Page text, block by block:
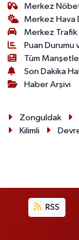
Merkez
Merkez Hava
Merkez Trafik
Puan Durumu
Tüm
Son Dakika
Haber Arşivi
Zonguldak
Kilimli
RSS